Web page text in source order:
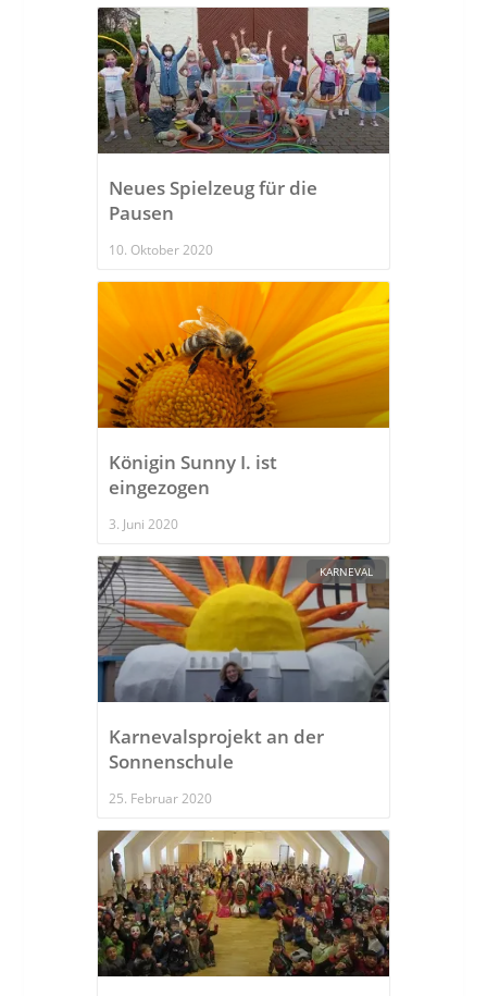
Neues Spielzeug für die
Pausen
10. Oktober 2020
Königin Sunny I. ist
eingezogen
3. Juni 2020
KARNEVAL
Karnevalsprojekt an der
Sonnenschule
25. Februar 2020